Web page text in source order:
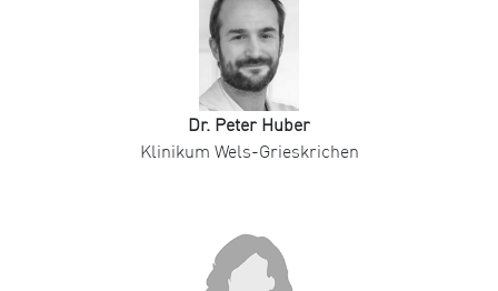
Dr. Peter Huber
Klinikum Wels-Grieskrichen